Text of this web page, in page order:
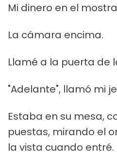
Mi dinero en el
La cámara encima.
Llamé a la puerta de
"Adelante", llamó mi
Estaba en su mesa,
puestas, mirando el
la vista cuando entré.